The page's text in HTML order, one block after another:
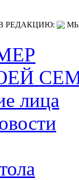
РЕДАКЦИЮ:
лица